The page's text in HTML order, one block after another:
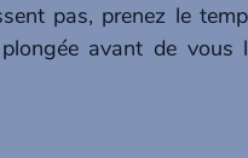
pas, prenez le
avant de vous